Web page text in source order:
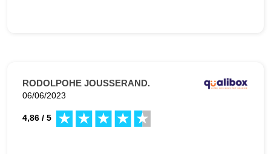
RODOLPOHE JOUSSERAND.
06/06/2023
4,86 / 5